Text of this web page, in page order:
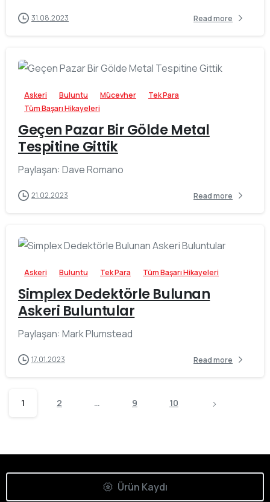
31.08.2023 Read more
Askeri Buluntu Mücevher
Tek Para
Tüm Başarı Hikayeleri
Geçen Pazar Bir Gölde Metal
Tespitine Gittik
Paylaşan: Dave Romano
21.02.2023 Read more
Askeri Buluntu Tek Para Tüm Başarı Hikayeleri
Simplex Dedektörle Bulunan
Askeri Buluntular
Paylaşan: Mark Plumstead
17.01.2023 Read more
1 2 … 9 10
Ürün Kaydı